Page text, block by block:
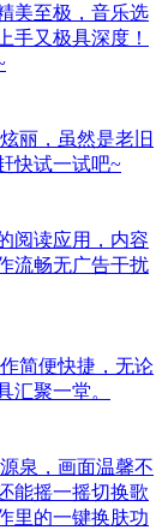
美至极，音乐选
手又极具深度！
丽，虽然是老旧
快试一试吧~
阅读应用，内容
流畅无广告干扰
简便快捷，无论
汇聚一堂。
泉，画面温馨不
能摇一摇切换歌
里的一键换肤功